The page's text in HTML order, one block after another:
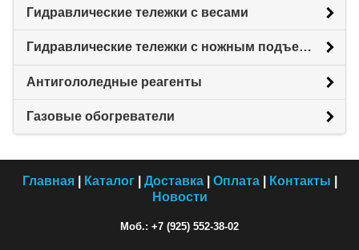
Гидравлические тележки с весами
Гидравлические тележки с ножным подъемом
Антигололедные реагенты
Газовые обогреватели
Главная| Каталог| Доставка| Оплата| Контакты
Новости
Моб.: +7 (925) 552-38-02